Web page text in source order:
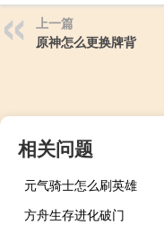
上一篇
原神怎么更换牌背
相关问题
元气骑士怎么刷英雄
方舟生存进化破门